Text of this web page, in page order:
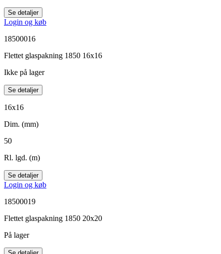
Se detaljer
Login og køb
18500016
Flettet glaspakning 1850 16x16
Ikke på lager
Se detaljer
16x16
Dim. (mm)
50
Rl. lgd. (m)
Se detaljer
Login og køb
18500019
Flettet glaspakning 1850 20x20
På lager